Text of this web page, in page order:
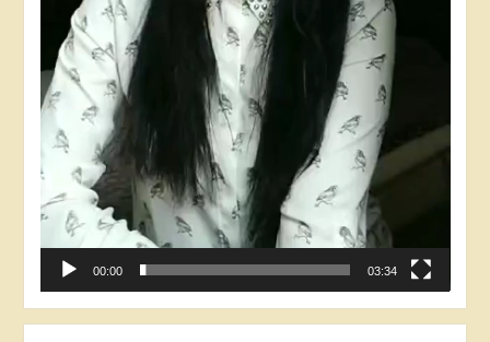
00:00 03:34